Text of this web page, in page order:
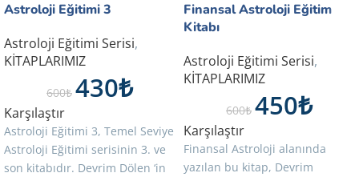
Astroloji Eğitimi 3
Astroloji Eğitimi Serisi,
KİTAPLARIMIZ
600₺ 430₺
Karşılaştır
Astroloji Eğitimi 3, Temel Seviye
Astroloji Eğitimi serisinin 3. ve
son kitabıdır. Devrim Dölen ‘in
Finansal Astroloji Eğitim
Kitabı
Astroloji Eğitimi Serisi,
KİTAPLARIMIZ
600₺ 450₺
Karşılaştır
Finansal Astroloji alanında
yazılan bu kitap, Devrim